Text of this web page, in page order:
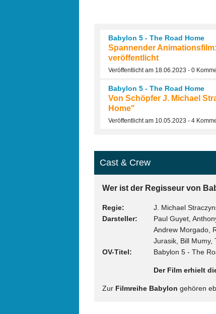
Babylon 5 - The Road Home
Spannender
veröffentlicht
Veröffentlicht am 18.06.2023 - 0
Babylon 5 - The Road Home
Von Schöpfer J. Michael
Home"
Veröffentlicht am 10.05.2023 - 4
Cast & Crew
Wer ist der Regisseur von
Regie
J. Michael
Darsteller
Paul Guyet,
Andrew Morgado,
Jurasik, Bill Mumy,
OV-Titel
Babylon 5 - The
Der Film erhielt
Zur Filmreihe Babylon gehören